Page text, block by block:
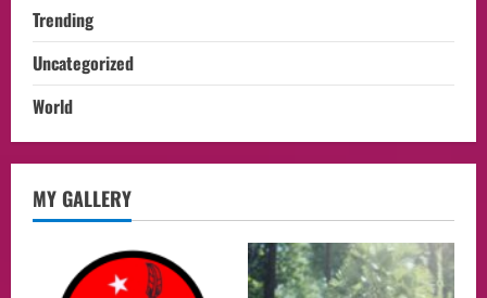
Trending
Uncategorized
World
MY GALLERY
lembaga investor, Berorientasi Untuk
Meningkatkan SDM